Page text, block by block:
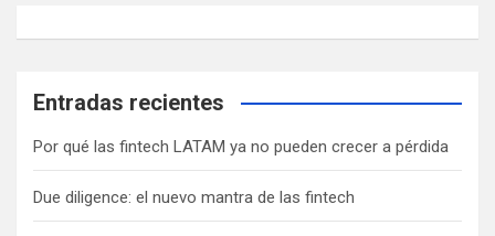
Entradas recientes
Por qué las fintech LATAM ya no pueden crecer a pérdida
Due diligence: el nuevo mantra de las fintech